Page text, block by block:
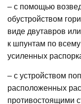
– с помощью
обустройством
виде двутавров
к шпунтам по
усиленных
– с устройством
расположенных
противостоящими